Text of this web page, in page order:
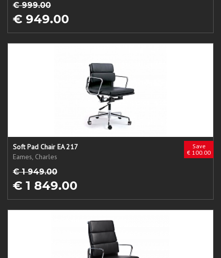
€ 999.00
€ 949.00
Save
€ 100.00
Soft Pad Chair EA 217
Eames, Charles
€ 1 949.00
€ 1 849.00